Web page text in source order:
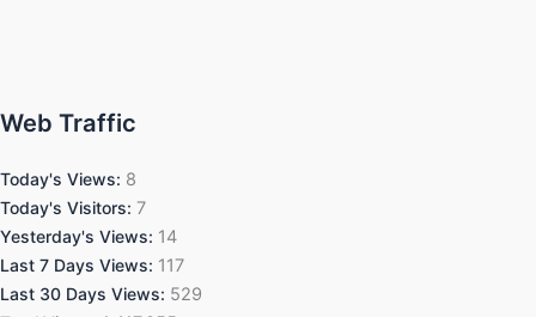
Web Traffic
Today's Views: 8
Today's Visitors: 7
Yesterday's Views: 14
Last 7 Days Views: 117
Last 30 Days Views: 529